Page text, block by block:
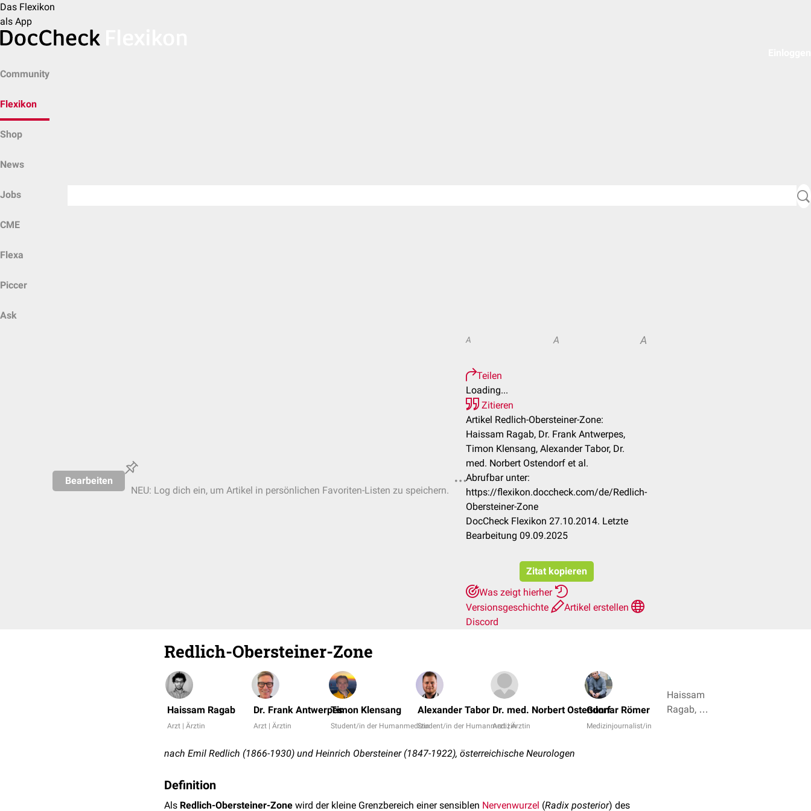
Das Flexikon
als App
Community
Flexikon
Shop
News
Jobs
CME
Flexa
Piccer
Ask
Bearbeiten
NEU: Log dich ein, um Artikel in persönlichen Favoriten-Listen zu speichern.
A A A
Teilen
Loading...
Zitieren
Artikel Redlich-Obersteiner-Zone:
Haissam Ragab, Dr. Frank Antwerpes,
Timon Klensang, Alexander Tabor, Dr.
med. Norbert Ostendorf et al.
Abrufbar unter:
https://flexikon.doccheck.com/de/Redlich-
Obersteiner-Zone
DocCheck Flexikon 27.10.2014. Letzte
Bearbeitung 09.09.2025
Zitat kopieren
Was zeigt hierher
Versionsgeschichte
Artikel erstellen
Discord
Redlich-Obersteiner-Zone
Haissam Ragab
Arzt | Ärztin
Dr. Frank Antwerpes
Arzt | Ärztin
Timon Klensang
Student/in der Humanmedizin
Alexander Tabor
Student/in der Humanmedizin
Dr. med. Norbert Ostendorf
Arzt | Ärztin
Gunnar Römer
Medizinjournalist/in
Haissam
Ragab, Dr.
nach Emil Redlich (1866-1930) und Heinrich Obersteiner (1847-1922), österreichische Neurologen
Definition
Als Redlich-Obersteiner-Zone wird der kleine Grenzbereich einer sensiblen Nervenwurzel (Radix posterior) des